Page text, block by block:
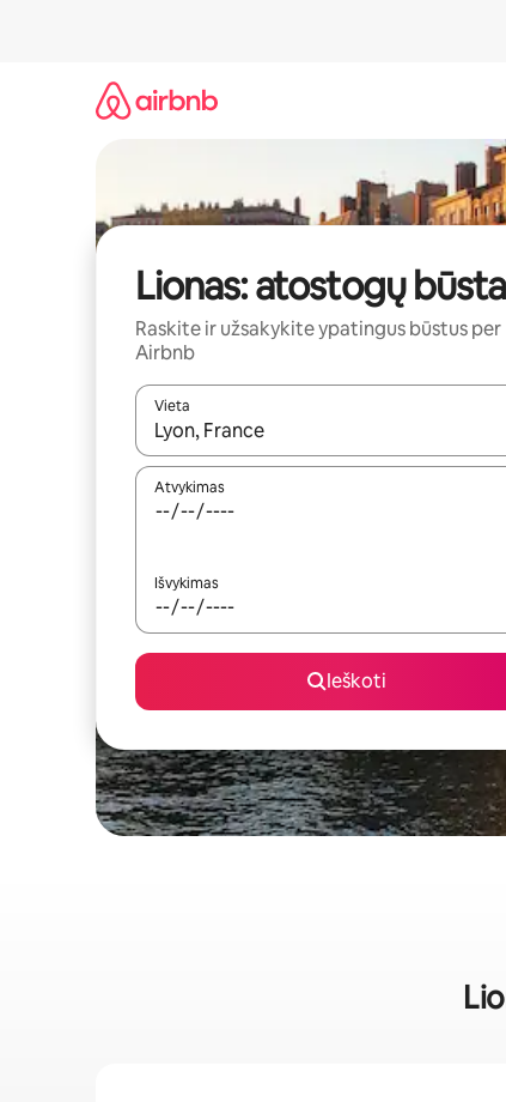
Lionas: atostogų
Raskite ir užsakykite ypatingus būstus per
Airbnb
Vieta
Kai pasirodys paieškos rezultatai, juos
Atvykimas
Išvykimas
Ieškoti